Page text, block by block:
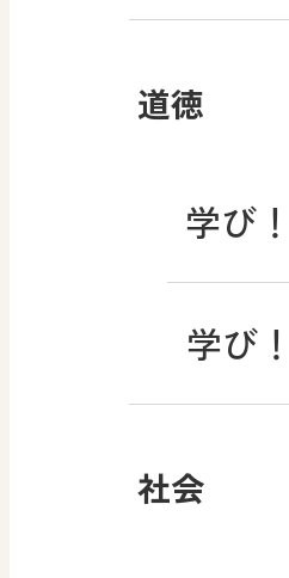
道徳
学び
学び
社会